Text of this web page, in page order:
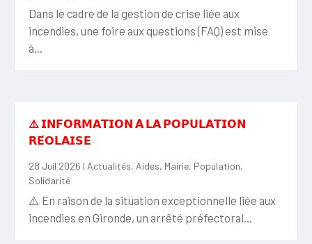
Dans le cadre de la gestion de crise liée aux
incendies, une foire aux questions (FAQ) est mise
à...
⚠️ 𝗜𝗡𝗙𝗢𝗥𝗠𝗔𝗧𝗜𝗢𝗡 𝗔̀ 𝗟𝗔 𝗣𝗢𝗣𝗨𝗟𝗔𝗧𝗜𝗢𝗡
𝗥𝗘́𝗢𝗟𝗔𝗜𝗦𝗘
28 Juil 2026 | Actualités, Aides, Mairie, Population,
Solidarité
⚠️ En raison de la situation exceptionnelle liée aux
incendies en Gironde, un arrêté préfectoral...